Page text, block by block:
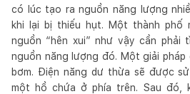
có lúc tạo ra nguồn năng lượng
khi lại bị thiếu hụt. Một thành phố
nguồn “hên xui” như vậy cần phải
nguồn năng lượng đó. Một giải
bơm. Điện năng dư thừa sẽ được
một hồ chứa ở phía trên. Sau đó,